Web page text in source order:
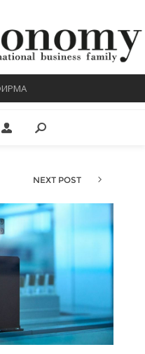
NEXT POST